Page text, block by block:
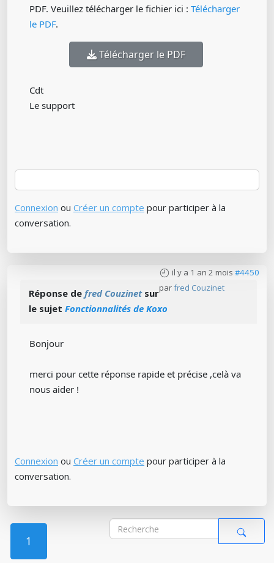
PDF. Veuillez télécharger le fichier ici : Télécharger
le PDF.
Télécharger le PDF
Cdt
Le support
Connexion ou Créer un compte pour participer à la
conversation.
il y a 1 an 2 mois #4450
parfred Couzinet
Réponse de fred Couzinetsur
le sujet Fonctionnalités de Koxo
Bonjour
merci pour cette réponse rapide et précise ,celà va
nous aider !
Connexion ou Créer un compte pour participer à la
conversation.
1